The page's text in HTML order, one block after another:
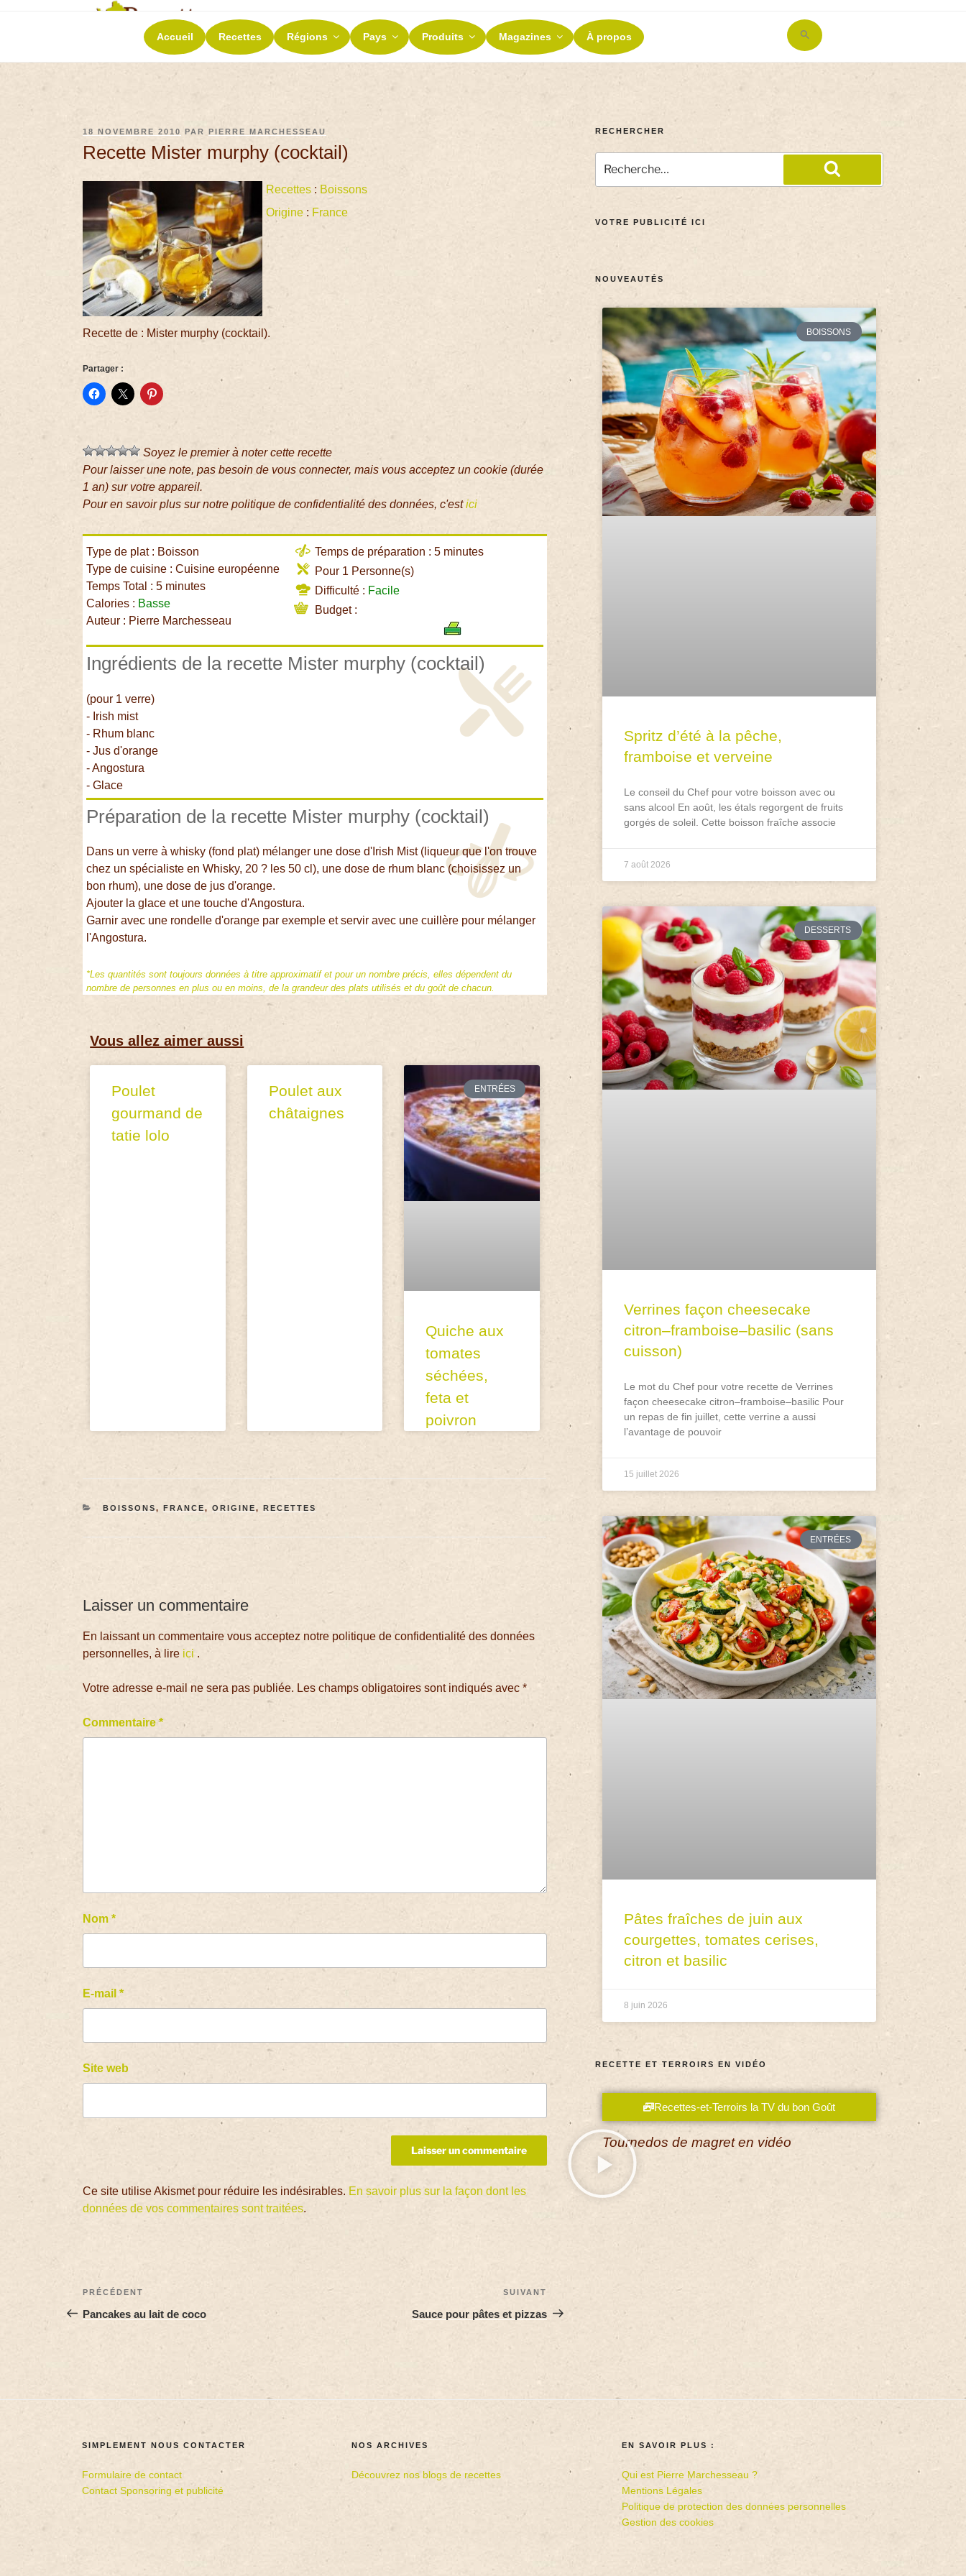
RECETTES ET TERROIRS
La richesse de nos terroirs
Accueil Recettes Régions Pays Produits Magazines À propos
Search
for:
18 NOVEMBRE 2010 PARPIERRE MARCHESSEAU
Recette Mister murphy (cocktail)
Recettes : Boissons
Origine : France
Recette de : Mister murphy (cocktail).
Partager :
Soyez le premier à noter cette recette
Pour laisser une note, pas besoin de vous connecter, mais vous acceptez un cookie (durée
1 an) sur votre appareil.
Pour en savoir plus sur notre politique de confidentialité des données, c'estici
Type de plat : Boisson
Type de cuisine : Cuisine européenne
Temps Total : 5 minutes
Calories : Basse
Auteur : Pierre Marchesseau
Temps de préparation : 5 minutes
Pour 1 Personne(s)
Difficulté : Facile
Budget :
Ingrédients de la recette Mister murphy (cocktail)
(pour 1 verre)
- Irish mist
- Rhum blanc
- Jus d'orange
- Angostura
- Glace
Préparation de la recette Mister murphy (cocktail)
Dans un verre à whisky (fond plat) mélanger une dose d'Irish Mist (liqueur que l'on trouve
chez un spécialiste en Whisky, 20 ? les 50 cl), une dose de rhum blanc (choisissez un
bon rhum), une dose de jus d'orange.
Ajouter la glace et une touche d'Angostura.
Garnir avec une rondelle d'orange par exemple et servir avec une cuillère pour mélanger
l'Angostura.
*Les quantités sont toujours données à titre approximatif et pour un nombre précis, elles dépendent du
nombre de personnes en plus ou en moins, de la grandeur des plats utilisés et du goût de chacun.
Vous allez aimer aussi
Poulet
gourmand de
tatie lolo
Poulet aux
châtaignes
ENTRÉES
Quiche aux
tomates
séchées,
feta et
poivron
BOISSONS, FRANCE, ORIGINE, RECETTES
Laisser un commentaire
En laissant un commentaire vous acceptez notre politique de confidentialité des données
personnelles, à lire ici .
Votre adresse e-mail ne sera pas publiée. Les champs obligatoires sont indiqués avec*
Commentaire*
Nom*
E-mail*
Site web
Ce site utilise Akismet pour réduire les indésirables. En savoir plus sur la façon dont les
données de vos commentaires sont traitées.
PRÉCÉDENT
Pancakes au lait de coco
SUIVANT
Sauce pour pâtes et pizzas
RECHERCHER
VOTRE PUBLICITÉ ICI
NOUVEAUTÉS
BOISSONS
Spritz d’été à la pêche,
framboise et verveine
Le conseil du Chef pour votre boisson avec ou
sans alcool En août, les étals regorgent de fruits
gorgés de soleil. Cette boisson fraîche associe
7 août 2026
DESSERTS
Verrines façon cheesecake
citron–framboise–basilic (sans
cuisson)
Le mot du Chef pour votre recette de Verrines
façon cheesecake citron–framboise–basilic Pour
un repas de fin juillet, cette verrine a aussi
l’avantage de pouvoir
15 juillet 2026
ENTRÉES
Pâtes fraîches de juin aux
courgettes, tomates cerises,
citron et basilic
8 juin 2026
RECETTE ET TERROIRS EN VIDÉO
Recettes-et-Terroirs la TV du bon Goût
Tournedos de magret en vidéo
SIMPLEMENT NOUS CONTACTER
Formulaire de contact
Contact Sponsoring et publicité
NOS ARCHIVES
Découvrez nos blogs de recettes
EN SAVOIR PLUS :
Qui est Pierre Marchesseau ?
Mentions Légales
Politique de protection des données personnelles
Gestion des cookies